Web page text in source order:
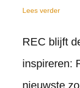
Lees verder
REC blijft
inspireren:
nieuwste